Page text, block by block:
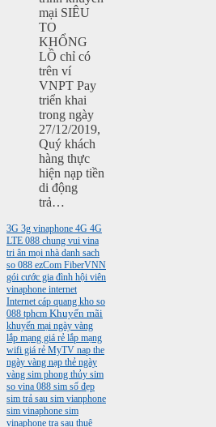
mại SIÊU
TO
KHỔNG
LỒ chỉ có
trên ví
VNPT Pay
triển khai
trong ngày
27/12/2019,
Quý khách
hàng thực
hiện nạp tiền
di động
trả…
3G 3g vinaphone 4G 4G
LTE 088 chung vui vina
tri ân mọi nhà danh sach
so 088 ezCom FiberVNN
gói cước gia đình hội viên
vinaphone internet
Internet cáp quang kho so
088 tphcm Khuyến mãi
khuyến mại ngày vàng
lắp mạng giá rẻ lắp mạng
wifi giá rẻ MyTV nap the
ngày vàng nạp thẻ ngày
vàng sim phong thủy sim
so vina 088 sim số đẹp
sim trả sau sim vianphone
sim vinaphone sim
vinaphone tra sau thuê